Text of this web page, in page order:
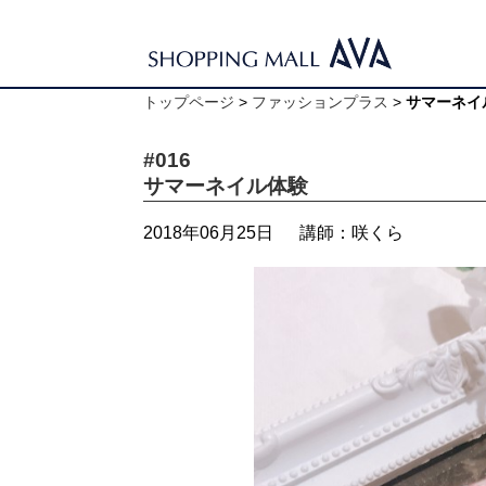
トップページ > ファッションプラス > サマーネイ
#016
サマーネイル体験
2018年06月25日 講師：咲くら